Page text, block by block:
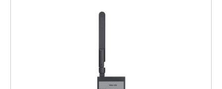
支援透過 MQTT 與 RESTful API 無縫整合至雲端平台，